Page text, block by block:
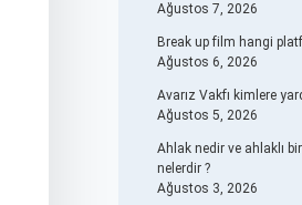
Ağustos 7, 2026
Break up film hangi
Ağustos 6, 2026
Avarız Vakfı kimlere
Ağustos 5, 2026
Ahlak nedir ve ahlaklı
nelerdir ?
Ağustos 3, 2026